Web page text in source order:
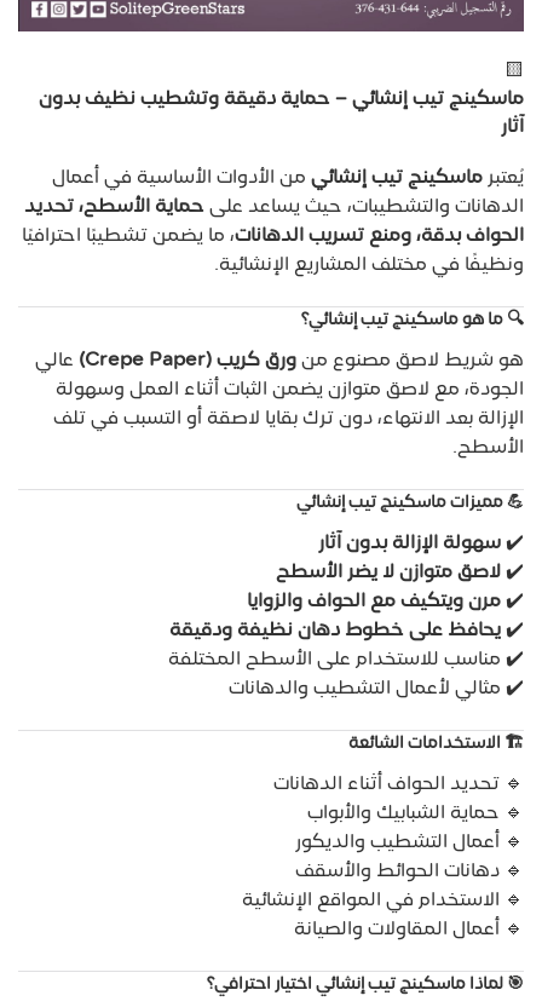
🟨
ماسكينج تيب إنشائي – حماية دقيقة وتشطيب نظيف بدون
آثار
يُعتبر ماسكينج تيب إنشائي من الأدوات الأساسية في أعمال
الدهانات والتشطيبات، حيث يساعد على حماية الأسطح، تحديد
الحواف بدقة، ومنع تسريب الدهانات، ما يضمن تشطيبًا احترافيًا
ونظيفًا في مختلف المشاريع الإنشائية.
🔍 ما هو ماسكينج تيب إنشائي؟
هو شريط لاصق مصنوع من ورق كريب (Crepe Paper)
عالي
الجودة، مع لاصق متوازن يضمن الثبات أثناء العمل وسهولة
الإزالة بعد الانتهاء، دون ترك بقايا لاصقة أو التسبب في تلف
الأسطح.
💪 مميزات ماسكينج تيب إنشائي
✔️ سهولة الإزالة بدون آثار
✔️ لاصق متوازن لا يضر الأسطح
✔️ مرن ويتكيف مع الحواف والزوايا
✔️ يحافظ على خطوط دهان نظيفة ودقيقة
✔️ مناسب للاستخدام على الأسطح المختلفة
✔️ مثالي لأعمال التشطيب والدهانات
🏗️ الاستخدامات الشائعة
🔹 تحديد الحواف أثناء الدهانات
🔹 حماية الشبابيك والأبواب
🔹 أعمال التشطيب والديكور
🔹 دهانات الحوائط والأسقف
🔹 الاستخدام في المواقع الإنشائية
🔹 أعمال المقاولات والصيانة
🎯 لماذا ماسكينج تيب إنشائي اختيار احترافي؟